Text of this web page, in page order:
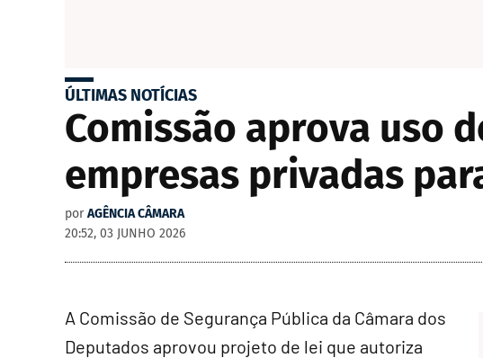
ÚLTIMAS NOTÍCIAS
Comissão aprova uso
empresas privadas
por AGÊNCIA CÂMARA
20:52, 03 JUNHO 2026
A Comissão de Segurança Pública da Câmara dos
Deputados aprovou projeto de lei que autoriza